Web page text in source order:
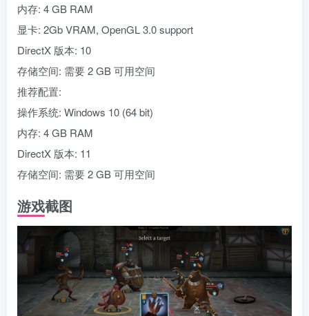
内存: 4 GB RAM
显卡: 2Gb VRAM, OpenGL 3.0 support
DirectX 版本: 10
存储空间: 需要 2 GB 可用空间
推荐配置:
操作系统: Windows 10 (64 bit)
内存: 4 GB RAM
DirectX 版本: 11
存储空间: 需要 2 GB 可用空间
游戏截图